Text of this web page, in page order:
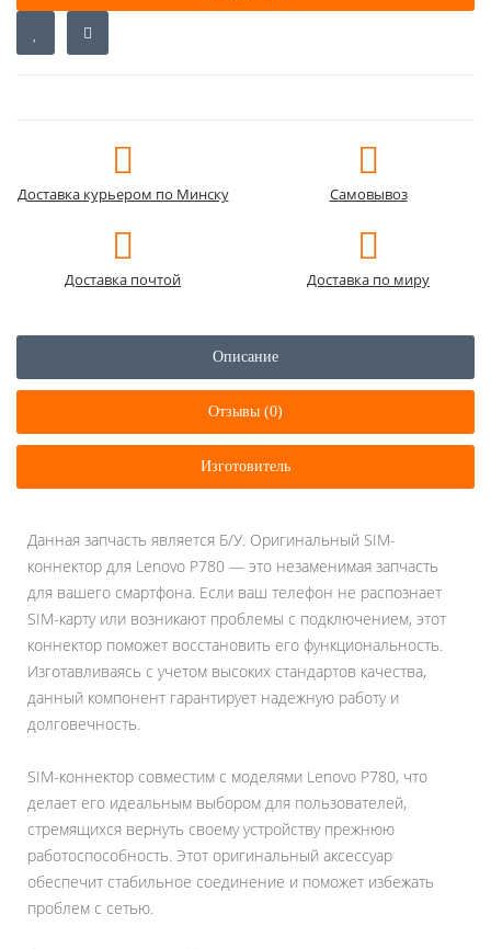
Доставка курьером по Минску Самовывоз
Доставка почтой Доставка по миру
Описание
Отзывы (0)
Изготовитель
Данная запчасть является Б/У. Оригинальный SIM-
коннектор для Lenovo P780 — это незаменимая запчасть
для вашего смартфона. Если ваш телефон не распознает
SIM-карту или возникают проблемы с подключением, этот
коннектор поможет восстановить его функциональность.
Изготавливаясь с учетом высоких стандартов качества,
данный компонент гарантирует надежную работу и
долговечность.
SIM-коннектор совместим с моделями Lenovo P780, что
делает его идеальным выбором для пользователей,
стремящихся вернуть своему устройству прежнюю
работоспособность. Этот оригинальный аксессуар
обеспечит стабильное соединение и поможет избежать
проблем с сетью.